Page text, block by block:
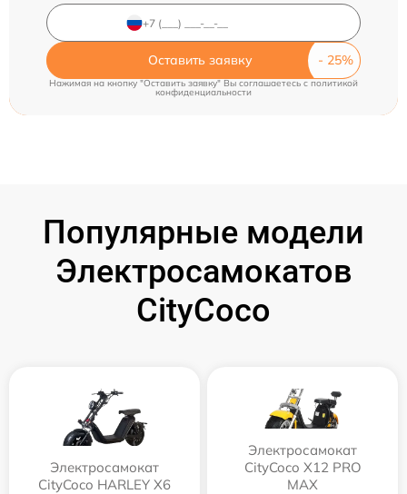
Оставить заявку
Нажимая на кнопку "Оставить заявку" Вы соглашаетесь cполитикой
конфиденциальности
Популярные модели
Электросамокатов
CityCoco
Электросамокат
CityCoco HARLEY X6
Электросамокат
CityCoco X12 PRO
MAX